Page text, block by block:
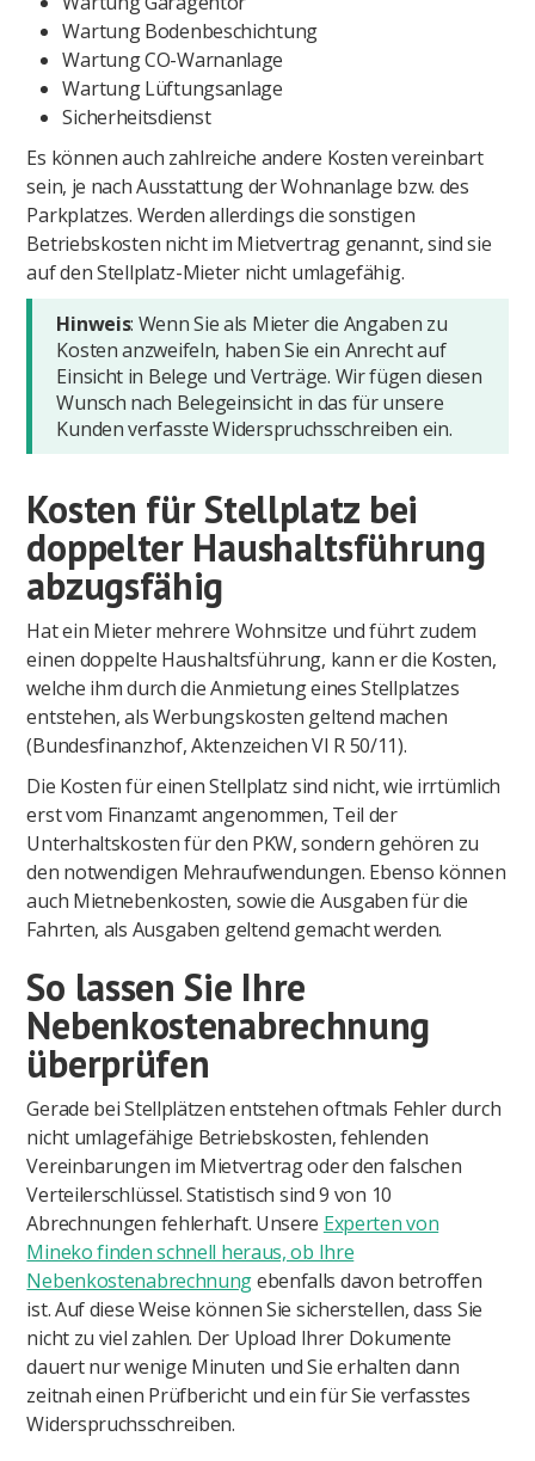
Wartung Bodenbeschichtung
Wartung CO-Warnanlage
Wartung Lüftungsanlage
Sicherheitsdienst
Es können auch zahlreiche andere Kosten vereinbart
sein, je nach Ausstattung der Wohnanlage bzw. des
Parkplatzes. Werden allerdings die sonstigen
Betriebskosten nicht im Mietvertrag genannt, sind sie
auf den Stellplatz-Mieter nicht umlagefähig.
Hinweis: Wenn Sie als Mieter die Angaben zu
Kosten anzweifeln, haben Sie ein Anrecht auf
Einsicht in Belege und Verträge. Wir fügen diesen
Wunsch nach Belegeinsicht in das für unsere
Kunden verfasste Widerspruchsschreiben ein.
Kosten für Stellplatz bei
doppelter Haushaltsführung
abzugsfähig
Hat ein Mieter mehrere Wohnsitze und führt zudem
einen doppelte Haushaltsführung, kann er die Kosten,
welche ihm durch die Anmietung eines Stellplatzes
entstehen, als Werbungskosten geltend machen
(Bundesfinanzhof, Aktenzeichen VI R 50/11).
Die Kosten für einen Stellplatz sind nicht, wie irrtümlich
erst vom Finanzamt angenommen, Teil der
Unterhaltskosten für den PKW, sondern gehören zu
den notwendigen Mehraufwendungen. Ebenso können
auch Mietnebenkosten, sowie die Ausgaben für die
Fahrten, als Ausgaben geltend gemacht werden.
So lassen Sie Ihre
Nebenkostenabrechnung
überprüfen
Gerade bei Stellplätzen entstehen oftmals Fehler durch
nicht umlagefähige Betriebskosten, fehlenden
Vereinbarungen im Mietvertrag oder den falschen
Verteilerschlüssel. Statistisch sind 9 von 10
Abrechnungen fehlerhaft. Unsere Experten von
Mineko finden schnell heraus, ob Ihre
Nebenkostenabrechnungebenfalls davon betroffen
ist. Auf diese Weise können Sie sicherstellen, dass Sie
nicht zu viel zahlen. Der Upload Ihrer Dokumente
dauert nur wenige Minuten und Sie erhalten dann
zeitnah einen Prüfbericht und ein für Sie verfasstes
Widerspruchsschreiben.